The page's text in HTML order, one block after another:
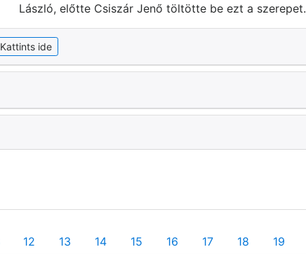
László, előtte Csiszár Jenő töltötte be ezt a szerepet.
Kattints ide
12 13 14 15 16 17 18 19